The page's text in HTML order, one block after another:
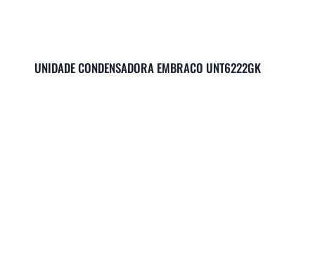
UNIDADE CONDENSADORA EMBRACO UNT6222GK